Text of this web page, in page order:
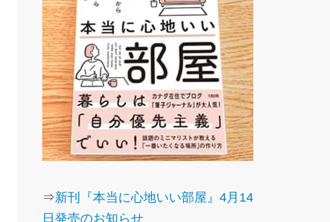
⇒新刊『本当に心地いい部屋』4月14
日発売のお知らせ